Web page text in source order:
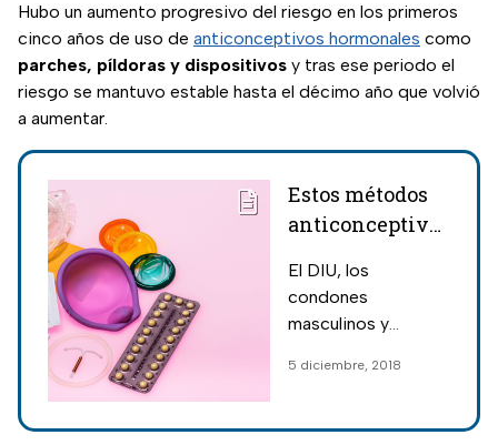
Hubo un aumento progresivo del riesgo en los primeros
cinco años de uso de anticonceptivos hormonales como
parches, píldoras y dispositivos y tras ese periodo el
riesgo se mantuvo estable hasta el décimo año que volvió
a aumentar.
Estos métodos
anticonceptivos
la CDMX
El DIU, los
condones
masculinos y
como las
anticonceptivas son
5 diciembre, 2018